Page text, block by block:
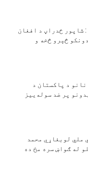
شاپور ځدراڼ د افغان
څېرو څخه و
د پاکستان د
پر ضد سوله‌ییز
ملي لوبغاړي محمد
له ګواښ سره مخ ده